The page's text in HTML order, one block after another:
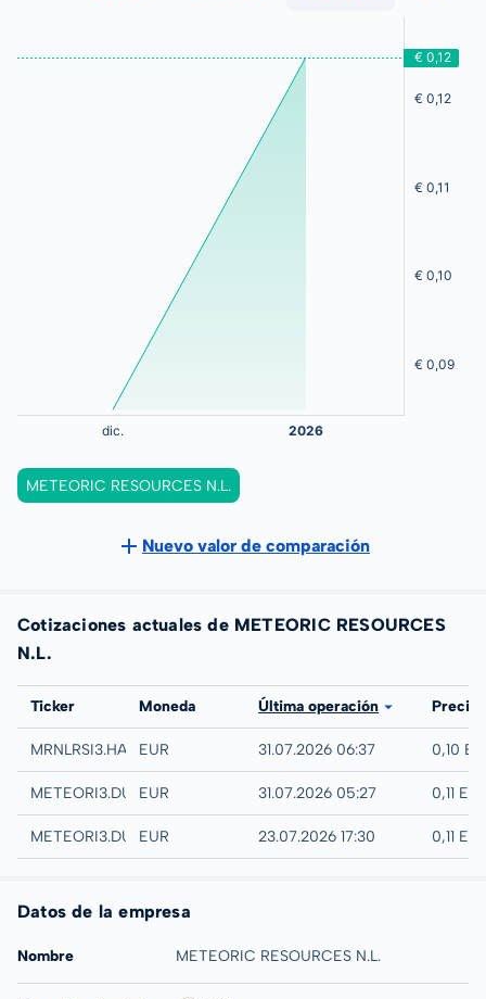
METEORIC RESOURCES N.L.
Nuevo valor de comparación
Cotizaciones actuales de METEORIC RESOURCES
N.L.
Bolsa
Ticker Moneda Última operación Precio
Hamburg
MRNLRSI3.HAMBEUR 31.07.2026 06:37 0,10
Quotrix
METEORI3.DUSDEUR 31.07.2026 05:27 0,11
Düsseldorf
METEORI3.DUSBEUR 23.07.2026 17:30 0,11
Datos de la empresa
Nombre METEORIC RESOURCES N.L.